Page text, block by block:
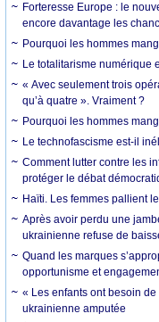
Forteresse Europe : le
encore davantage les
Pourquoi les hommes
Le totalitarisme numérique
« Avec seulement trois
qu’à quatre ». Vraiment ?
Pourquoi les hommes
Le technofascisme est-il
Comment lutter contre les
protéger le débat
Haïti. Les femmes pallient
Après avoir perdu une
ukrainienne refuse de
Quand les marques
opportunisme et
« Les enfants ont besoin
ukrainienne amputée